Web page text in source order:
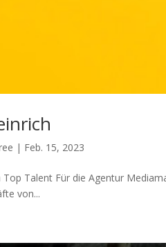
| Feb. 15, 2023
Top Talent Für die Agentur
von...